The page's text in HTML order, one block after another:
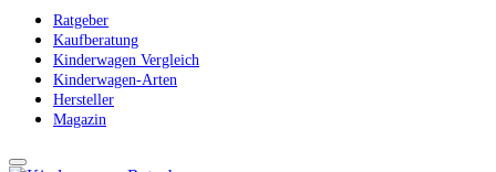
Ratgeber
Kaufberatung
Kinderwagen Vergleich
Kinderwagen-Arten
Hersteller
Magazin